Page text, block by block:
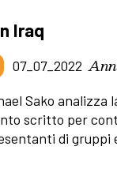
Iraq
07_07_2022
Sako analizza
scritto per
di gruppi